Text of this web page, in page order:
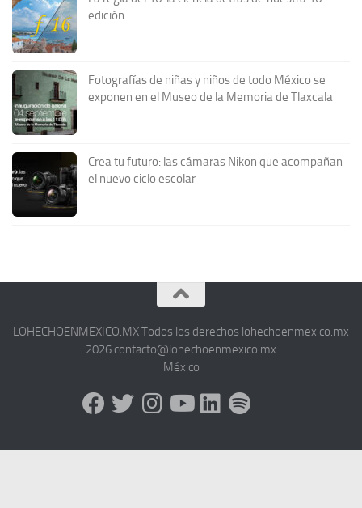
edición
Fotografías de niñas y niños de todo México se
exponen en el Museo de la Memoria de Tlaxcala
Crea tu futuro: las cámaras Nikon que acompañan
el nuevo ciclo escolar
LOHECHOENMEXICO.MX Todos los derechos lohechoenmexico.mx
2026 contacto@lohechoenmexico.mx
México